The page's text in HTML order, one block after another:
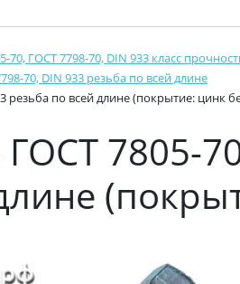
70, ГОСТ 7798-70, DIN 933 класс
70, DIN 933 резьба по всей длине
резьба по всей длине (покрытие: цинк
7805-